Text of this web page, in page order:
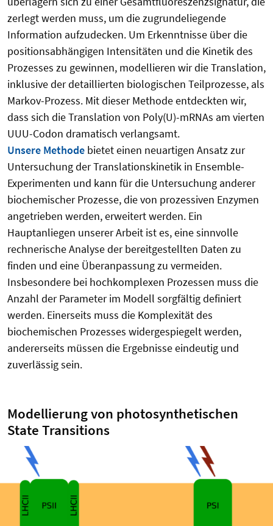
zerlegt werden muss, um die zugrundeliegende
Information aufzudecken. Um Erkenntnisse über die
positionsabhängigen Intensitäten und die Kinetik des
Prozesses zu gewinnen, modellieren wir die Translation,
inklusive der detaillierten biologischen Teilprozesse, als
Markov-Prozess. Mit dieser Methode entdeckten wir,
dass sich die Translation von Poly(U)-mRNAs am vierten
UUU-Codon dramatisch verlangsamt.
Unsere Methode bietet einen neuartigen Ansatz zur
Untersuchung der Translationskinetik in Ensemble-
Experimenten und kann für die Untersuchung anderer
biochemischer Prozesse, die von prozessiven Enzymen
angetrieben werden, erweitert werden. Ein
Hauptanliegen unserer Arbeit ist es, eine sinnvolle
rechnerische Analyse der bereitgestellten Daten zu
finden und eine Überanpassung zu vermeiden.
Insbesondere bei hochkomplexen Prozessen muss die
Anzahl der Parameter im Modell sorgfältig definiert
werden. Einerseits muss die Komplexität des
biochemischen Prozesses widergespiegelt werden,
andererseits müssen die Ergebnisse eindeutig und
zuverlässig sein.
Modellierung von photosynthetischen
State Transitions